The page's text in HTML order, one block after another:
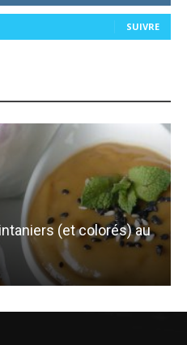
SUIVRE
(et colorés) au